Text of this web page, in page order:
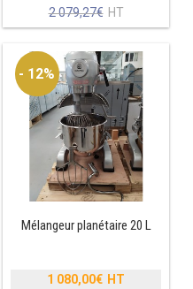
2 079,27€
prix
2
079,27€.
Le
prix
est :
1
870,00€.
- 12%
Mélangeur planétaire 20 L
1 080,00€